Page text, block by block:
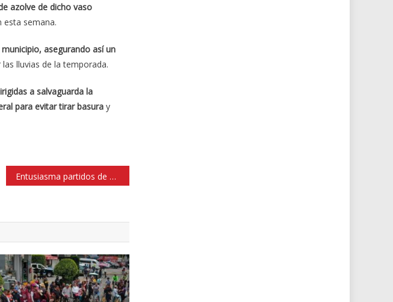
azolve de dicho vaso
esta semana.
asegurando así un
lluvias de la temporada.
a salvaguarda la
para evitar tirar basura y
Entusiasma partidos de Mundial y cultura en Pirámide de Tenayuca, Tlalnepantla